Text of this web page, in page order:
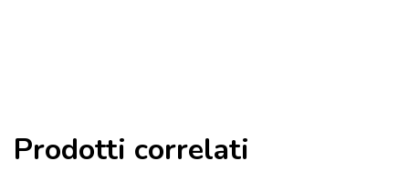
Prodotti correlati